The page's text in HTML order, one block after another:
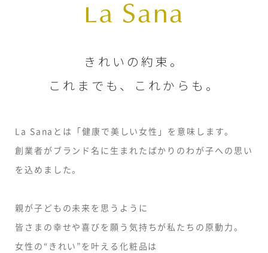
きれいの約束。
これまでも、これからも。
La Sanaとは「健康で美しい女性」を意味します。
創業者がブランド名に生まれたばかりのわが子への思い
を込めました。
親が子どもの未来を思うように
皆さまの幸せや喜びを願う気持ちが私たちの原動力。
女性の“きれい”を叶える化粧品は